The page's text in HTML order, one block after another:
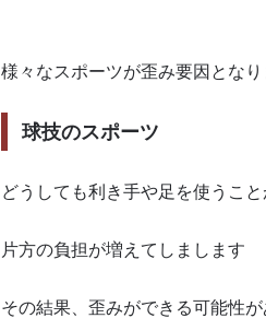
様々なスポーツが歪み要因となり
球技のスポーツ
どうしても利き手や足を使うこと
片方の負担が増えてしまします
その結果、歪みができる可能性